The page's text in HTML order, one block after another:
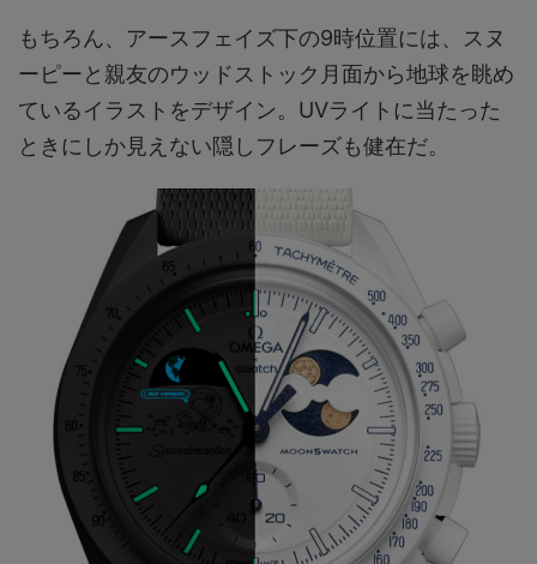
もちろん、アースフェイズ下の9時位置には、スヌ
ーピーと親友のウッドストック月面から地球を眺め
ているイラストをデザイン。UVライトに当たった
ときにしか見えない隠しフレーズも健在だ。